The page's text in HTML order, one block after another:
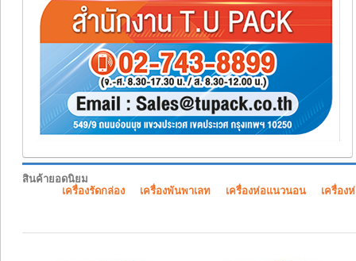
สินค้ายอดนิยม
เครื่องรัดกล่อง
เครื่องพันพาเลท เครื่องห่อแนวนอน เครื่อง